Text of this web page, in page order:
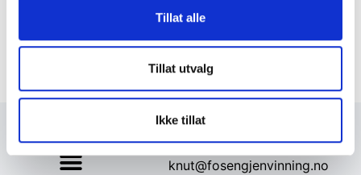
Tillat alle
Tillat utvalg
Ikke tillat
+47 72 53 44 30
knut@fosengjenvinning.no